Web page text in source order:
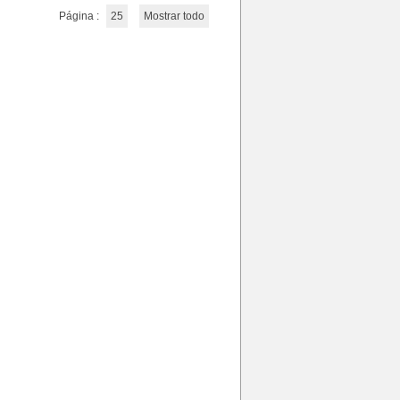
Página : 25 Mostrar todo